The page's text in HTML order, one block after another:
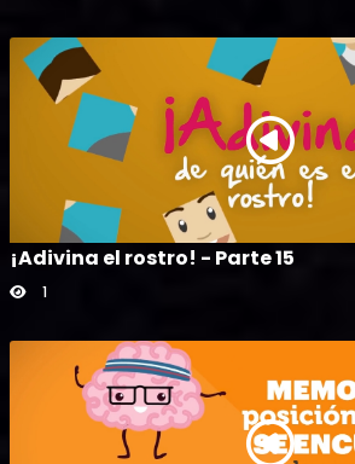
¡Adivina el rostro! - Parte 15
1